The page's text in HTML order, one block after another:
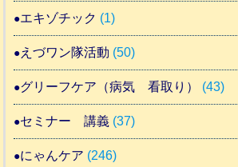
エキゾチック (1)
えづワン隊活動 (50)
グリーフケア（病気 看取り） (43)
セミナー 講義 (37)
にゃんケア (246)